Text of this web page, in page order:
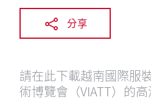
分享
請在此下載越南國際服
術博覽會（VIATT）的高